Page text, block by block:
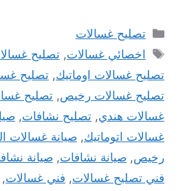
التصنيفات
تصليح غسالات
الوسوم
اخصائي غسالات,تصليح
تصليح غسالات اوماتيك, تصليح
تصليح غسالات رخيص, تصليح
غسالات هندي, تصليح نشافات,
غسالات اتوماتيك, صيانة غسالات
رخيص, صيانة نشافات, صيانة
فني تصليح غسالات, فني غسالات,